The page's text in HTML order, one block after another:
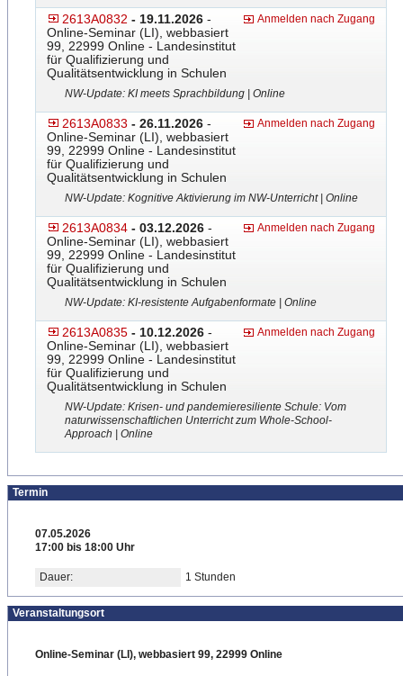
2613A0832 - 19.11.2026 -
Online-Seminar (LI), webbasiert
99, 22999 Online - Landesinstitut
für Qualifizierung und
Qualitätsentwicklung in Schulen
Anmelden nach Zugang
NW-Update: KI meets Sprachbildung | Online
2613A0833 - 26.11.2026 -
Online-Seminar (LI), webbasiert
99, 22999 Online - Landesinstitut
für Qualifizierung und
Qualitätsentwicklung in Schulen
Anmelden nach Zugang
NW-Update: Kognitive Aktivierung im NW-Unterricht | Online
2613A0834 - 03.12.2026 -
Online-Seminar (LI), webbasiert
99, 22999 Online - Landesinstitut
für Qualifizierung und
Qualitätsentwicklung in Schulen
Anmelden nach Zugang
NW-Update: KI-resistente Aufgabenformate | Online
2613A0835 - 10.12.2026 -
Online-Seminar (LI), webbasiert
99, 22999 Online - Landesinstitut
für Qualifizierung und
Qualitätsentwicklung in Schulen
Anmelden nach Zugang
NW-Update: Krisen- und pandemieresiliente Schule: Vom
naturwissenschaftlichen Unterricht zum Whole-School-
Approach | Online
Termin
07.05.2026
17:00 bis 18:00 Uhr
Dauer: 1 Stunden
Veranstaltungsort
Online-Seminar (LI), webbasiert 99, 22999 Online